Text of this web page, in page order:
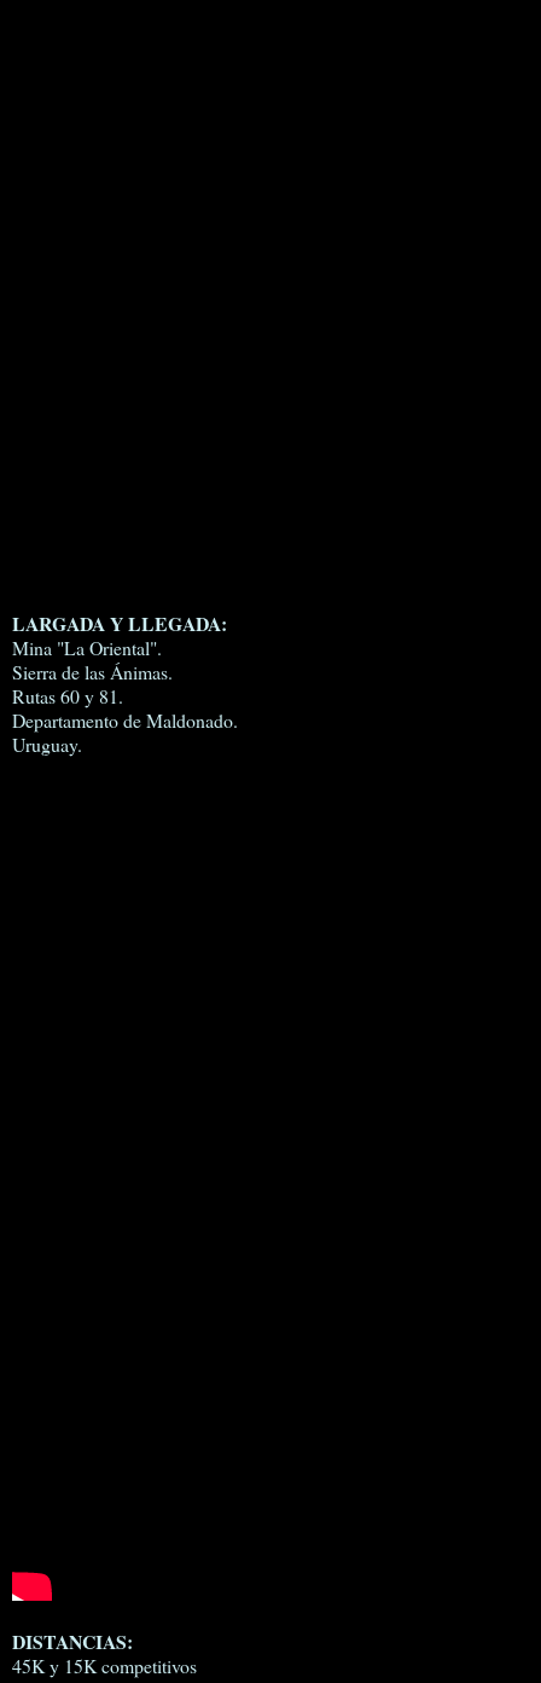
LARGADA Y LLEGADA:
Mina "La Oriental".
Sierra de las Ánimas.
Rutas 60 y 81.
Departamento de Maldonado.
Uruguay.
DISTANCIAS:
45K y 15K competitivos